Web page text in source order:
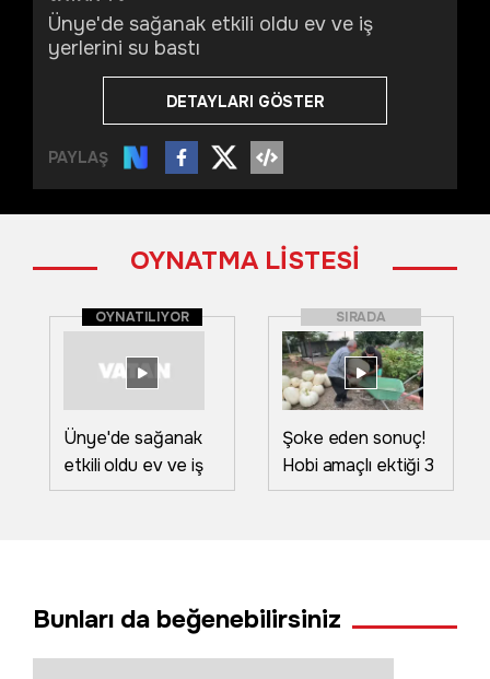
Ünye'de sağanak etkili oldu ev ve iş
yerlerini su bastı
DETAYLARI GÖSTER
PAYLAŞ
OYNATMA LİSTESİ
OYNATILIYOR
Ünye'de sağanak
etkili oldu ev ve iş
yerlerini su bastı
SIRADA
Şoke eden sonuç!
Hobi amaçlı ektiği 3
kök kabaktan 1
Bunları da beğenebilirsiniz